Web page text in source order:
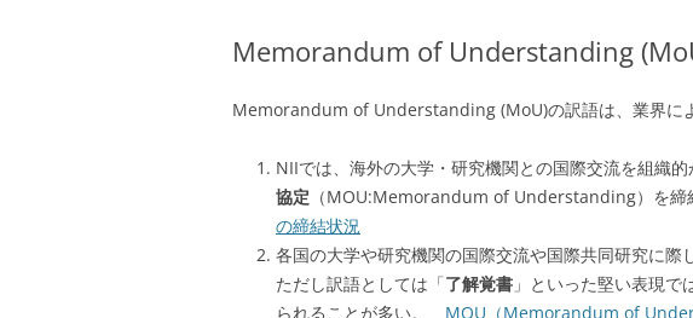
Memorandum of Understanding
Memorandum of Understanding (MoU)の訳語は、業界に
NIIでは、海外の大学・研究機関との国際交流を組織的
協定 （MOU:Memorandum of Understanding）を締
の締結状況
各国の大学や研究機関の国際交流や国際共同研究に際
ただし訳語としては「了解覚書 」といった堅い表現で
られることが多い。 MOU（Memorandum of